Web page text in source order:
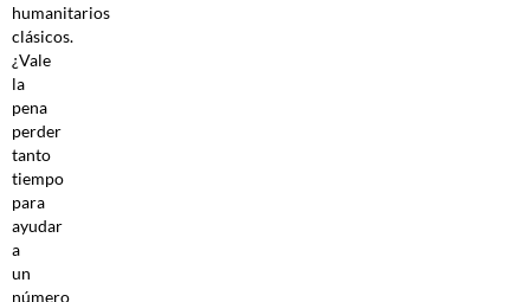
humanitarios
clásicos.
¿Vale
la
pena
perder
tanto
tiempo
para
ayudar
a
un
número